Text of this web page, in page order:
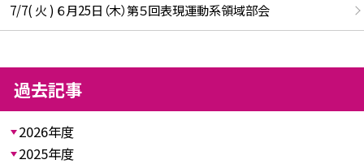
7/7( 火 ) ６月25日（木）第５回表現運動系領域部会
過去記事
2026年度
2025年度